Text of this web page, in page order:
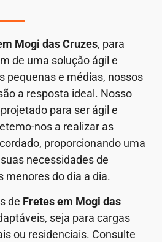
Mogi das Cruzes, para
de uma solução ágil e
pequenas e médias, nossos
a resposta ideal. Nosso
para ser ágil e
nos a realizar as
proporcionando uma
necessidades de
menores do dia a dia.
de Fretes em Mogi das
seja para cargas
ou residenciais. Consulte